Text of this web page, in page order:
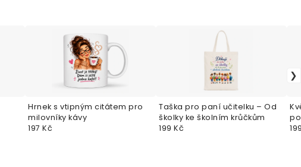
Hrnek s vtipným citátem pro
milovníky kávy
197 Kč
Taška pro paní učitelku – Od
školky ke školním krůčkům
199 Kč